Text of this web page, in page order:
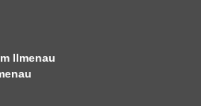
Ilmenau